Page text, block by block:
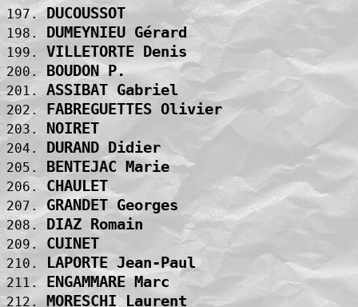
197. DUCOUSSOT
198. DUMEYNIEU Gérard
199. VILLETORTE Denis
200. BOUDON P.
201. ASSIBAT Gabriel
202. FABREGUETTES Olivier
203. NOIRET
204. DURAND Didier
205. BENTEJAC Marie
206. CHAULET
207. GRANDET Georges
208. DIAZ Romain
209. CUINET
210. LAPORTE Jean-Paul
211. ENGAMMARE Marc
212. MORESCHI Laurent